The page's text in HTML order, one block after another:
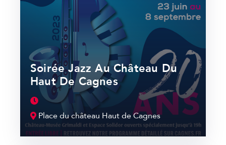
Soirée Jazz Au Château Du
Haut De Cagnes
Place du château Haut de Cagnes